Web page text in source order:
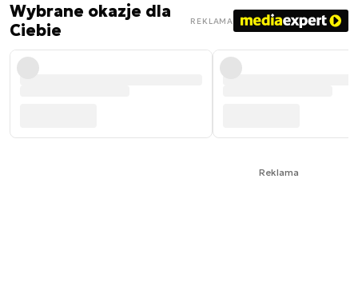
Wybrane okazje dla
Ciebie
REKLAMA
Reklama